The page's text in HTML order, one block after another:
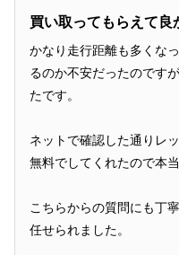
買い取ってもらえて良
かなり走行距離も多くな
るのか不安だったのです
たです。
ネットで確認した通りレ
無料でしてくれたので本
こちらからの質問にも丁
任せられました。